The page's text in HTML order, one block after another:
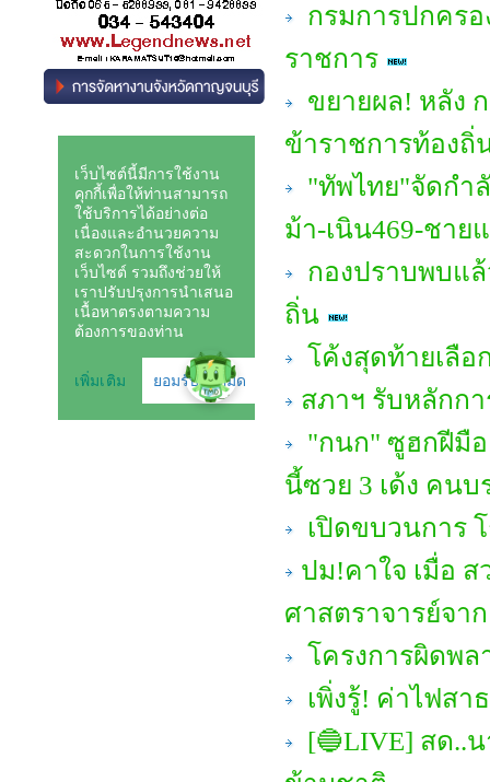
กรมการปกครอ
ราชการ
ขยายผล! หลัง
ข้าราชการท้องถิ่
"ทัพไทย"จัดกำ
ม้า-เนิน469-ชาย
กองปราบพบแ
ถิ่น
โค้งสุดท้ายเลือ
สภาฯ รับหลักก
"กนก" ซูฮกฝีมือ
นี้ซวย 3 เด้ง คน
เปิดขบวนการ
ปม!คาใจ เมื่อ
ศาสตราจารย์จา
โครงการผิดพ
เพิ่งรู้! ค่าไฟส
[🔵LIVE] สด..